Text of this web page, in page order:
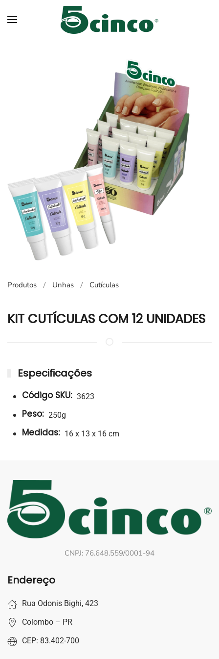
Skip to main content
Produtos Unhas Cutículas
KIT CUTÍCULAS COM 12 UNIDADES
Especificações
Código SKU: 3623
Peso: 250g
Medidas: 16 x 13 x 16 cm
CNPJ: 76.648.559/0001-94
Endereço
Rua Odonis Bighi, 423
Colombo – PR
CEP: 83.402-700